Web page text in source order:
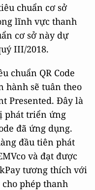
chuẩn cơ sở
lĩnh vực thanh
cơ sở này dự
III/2018.
chuẩn QR Code
hành sẽ tuân theo
Presented. Đây là
phát triển ứng
đã ứng dụng.
đầu tiên phát
và đạt được
tương thích với
cho phép thanh